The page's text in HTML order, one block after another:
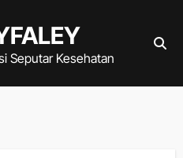
Seputar Kesehatan